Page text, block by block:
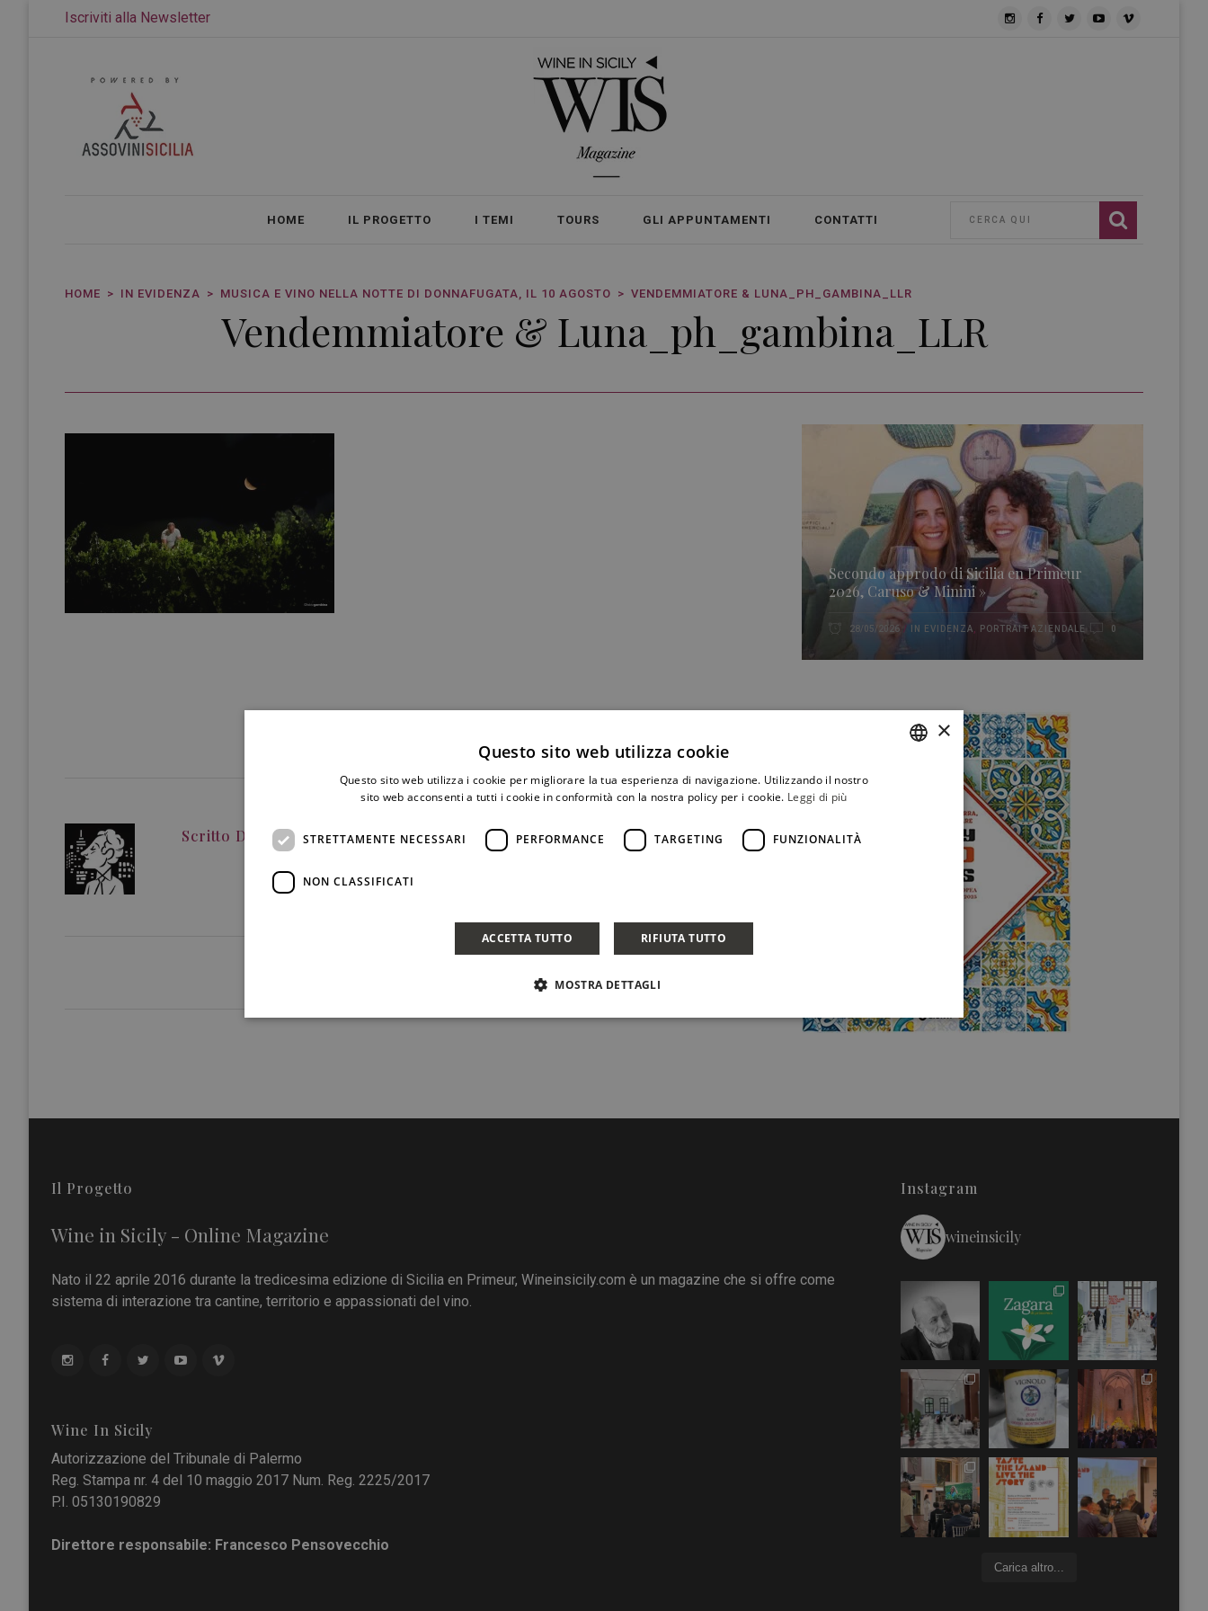
Iscriviti alla Newsletter
HOME IL PROGETTO I TEMI TOURS GLI APPUNTAMENTI CONTATTI
HOME IN EVIDENZA MUSICA E VINO NELLA NOTTE DI DONNAFUGATA, IL 10 AGOSTO VENDEMMIATORE & LUNA_PH_GAMBINA_LLR
Vendemmiatore & Luna_ph_gambina_LLR
Scritto Da Redazione
Secondo approdo di Sicilia en Primeur
2026, Caruso & Minini »
28/05/2026 IN EVIDENZA PORTRAIT AZIENDALE 0
Il Progetto
Wine in Sicily - Online Magazine
Nato il 22 aprile 2016 durante la tredicesima edizione di Sicilia en Primeur, Wineinsicily.com è un magazine che si offre come
sistema di interazione tra cantine, territorio e appassionati del vino.
Wine In Sicily
Autorizzazione del Tribunale di Palermo
Reg. Stampa nr. 4 del 10 maggio 2017 Num. Reg. 2225/2017
P.I. 05130190829
Direttore responsabile: Francesco Pensovecchio
Instagram
wineinsicily
Carica altro...
×
Questo sito web utilizza cookie
Questo sito web utilizza i cookie per migliorare la tua esperienza di navigazione. Utilizzando il nostro
sito web acconsenti a tutti i cookie in conformità con la nostra policy per i cookie. Leggi di più
STRETTAMENTE NECESSARI PERFORMANCE TARGETING FUNZIONALITÀ
NON CLASSIFICATI
ACCETTA TUTTO RIFIUTA TUTTO
MOSTRA DETTAGLI